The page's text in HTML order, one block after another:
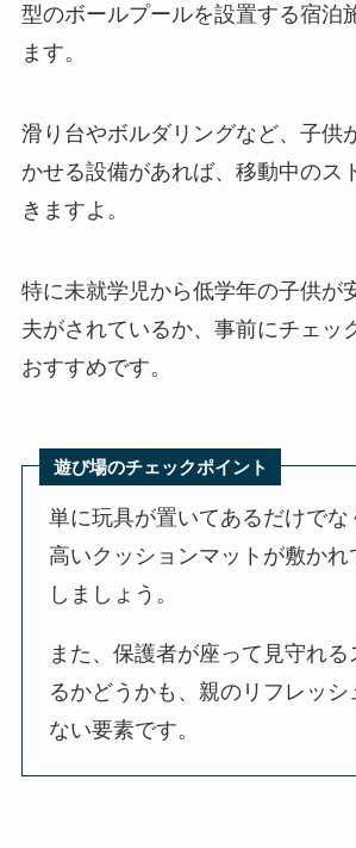
型のボールプールを設置する宿泊
ます。
滑り台やボルダリングなど、子供
かせる設備があれば、移動中のス
きますよ。
特に未就学児から低学年の子供が
夫がされているか、事前にチェッ
おすすめです。
遊び場のチェックポイント
単に玩具が置いてあるだけでな
高いクッションマットが敷かれ
しましょう。
また、保護者が座って見守れ
るかどうかも、親のリフレッ
ない要素です。